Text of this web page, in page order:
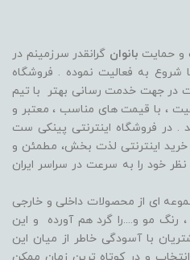
حمایت بانوان گرانقدر سرزمینم در
شروع به فعالیت نموده . فروشگاه
در جهت خدمت رسانی بهتر با تیم
، با قیمت های مناسب ، معتبر و
. در فروشگاه اینترنتی پینکی ست
خرید اینترنتی لذت بخش، مطمئن و
خود را به سرعت در سراسر ایران
ای از محصولات داخلی و خارجی
رنگ مو و....را گرد هم آورده و اين
با آسودگی خاطر از ميان اين
و در کوتاه ترين زمان ممکن